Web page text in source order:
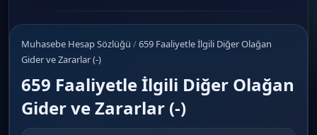
Muhasebe Hesap Sözlüğü /659 Faaliyetle İlgili Diğer Olağan
Gider ve Zararlar (-)
659 Faaliyetle İlgili Diğer Olağan
Gider ve Zararlar (-)